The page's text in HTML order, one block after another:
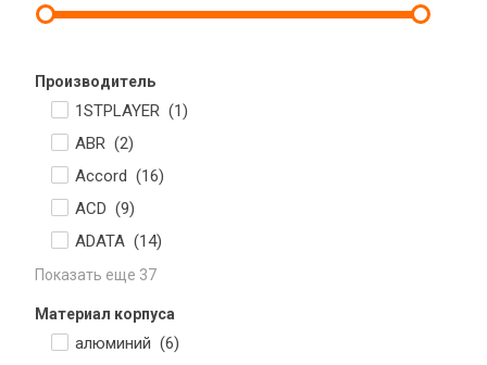
Производитель
1STPLAYER (1)
ABR (2)
Accord (16)
ACD (9)
ADATA (14)
Показать еще 37
Материал корпуса
алюминий (6)